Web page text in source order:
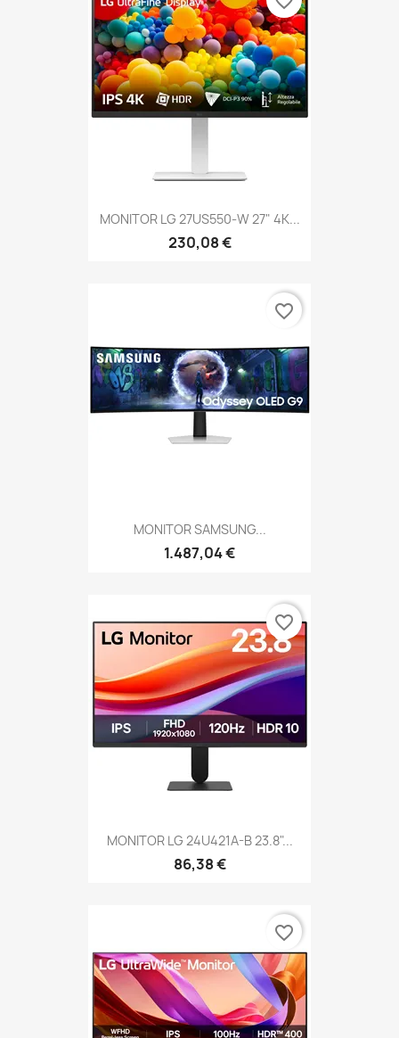
MONITOR LG 27US550-W 27" 4K...
230,08 €
MONITOR SAMSUNG...
1.487,04 €
favorite_border
MONITOR LG 24U421A-B 23.8"...
86,38 €
favorite_border
favorite_border